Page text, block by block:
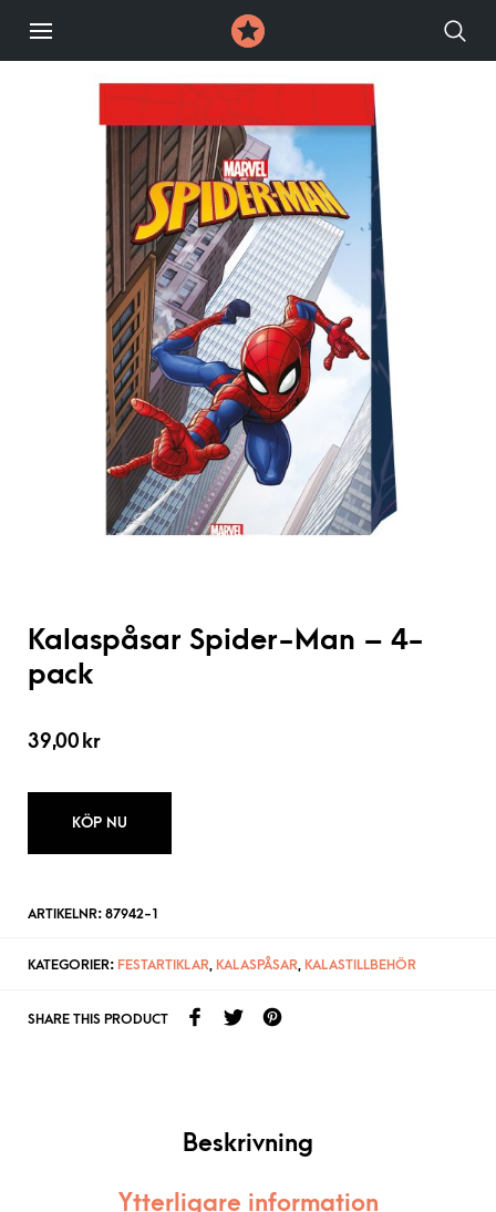
Kalaspåsar Spider-Man – 4-
pack
39,00 kr
KÖP NU
ARTIKELNR: 87942-1
KATEGORIER: FESTARTIKLAR, KALASPÅSAR, KALASTILLBEHÖR
SHARE THIS PRODUCT
Beskrivning
Ytterligare information